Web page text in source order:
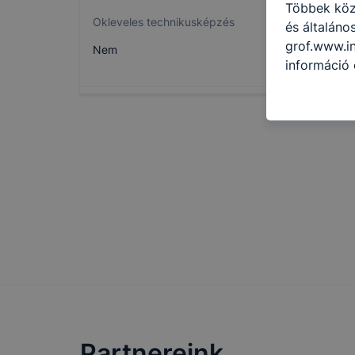
Okleveles technikusképzés
Nem
Többek
és
információ
így
ismét